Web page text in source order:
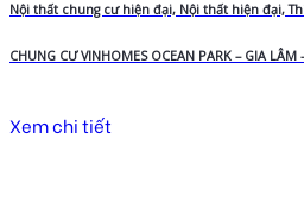
Nội thất chung cư hiện đại, Nội thất hiện đại,
CHUNG CƯ VINHOMES OCEAN PARK – GIA LÂM
Xem chi tiết